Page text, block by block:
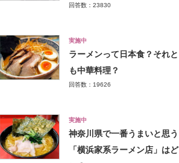
回答数：23830
実施中
ラーメンって日本食？それと
も中華料理？
回答数：19626
実施中
神奈川県で一番うまいと思う
「横浜家系ラーメン店」はど